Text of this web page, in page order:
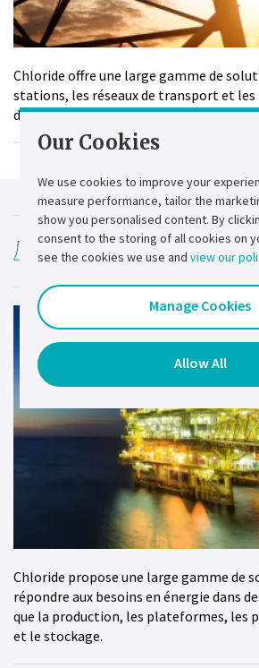
Chloride offre une large gamme de
stations, les réseaux de transport et les
distribution.
Pétrole et gaz
Chloride propose une large gamme de
répondre aux besoins en énergie dans
que la production, les plateformes, les
et le stockage.
Our Cookies
We use cookies to improve your
measure performance, tailor the
show you personalised content. By
consent to the storing of all cookies on
see the cookies we use and view our
Manage Cookies
Allow All